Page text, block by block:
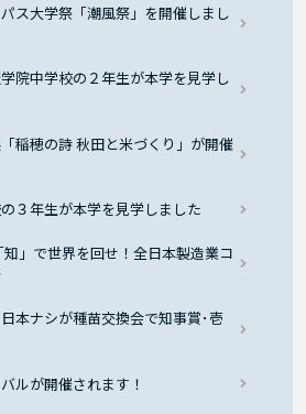
ス大学祭「潮風祭」を開催しまし
院中学校の２年生が本学を見学し
稲穂の詩 秋田と米づくり」が開催
３年生が本学を見学しました
知」で世界を回せ！全日本製造業コ
本ナシが種苗交換会で知事賞･壱
ルが開催されます！